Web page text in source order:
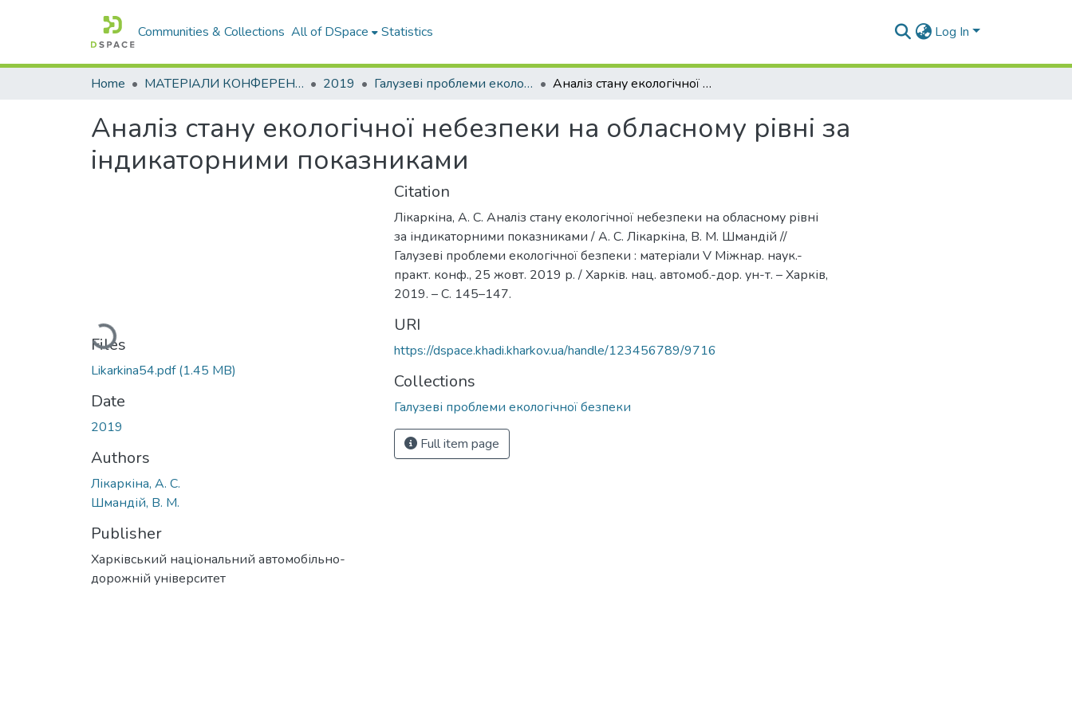
Communities & Collections All of DSpace Statistics Log In
Home МАТЕРІАЛИ КОНФЕРЕНЦІЙ 2019 Галузеві прoблеми екoлoгічнoї безпеки Аналіз стану екологічної небезпеки на обласному рівні за індикаторними показниками
Аналіз стану екологічної небезпеки на обласному рівні за
індикаторними показниками
Loading...
Files
Likarkina54.pdf(1.45 MB)
Date
2019
Authors
Лікаркіна, А. С.
Шмандій, В. М.
Publisher
Харківський національний автомобільно-
дорожній університет
Citation
Лікаркіна, А. С. Аналіз стану екологічної небезпеки на обласному рівні
за індикаторними показниками / А. С. Лікаркіна, В. М. Шмандій //
Галузеві проблеми екологічної безпеки : матеріали V Міжнар. наук.-
практ. конф., 25 жовт. 2019 р. / Харків. нац. автомоб.-дор. ун-т. – Харків,
2019. – С. 145–147.
URI
https://dspace.khadi.kharkov.ua/handle/123456789/9716
Collections
Галузеві прoблеми екoлoгічнoї безпеки
Full item page